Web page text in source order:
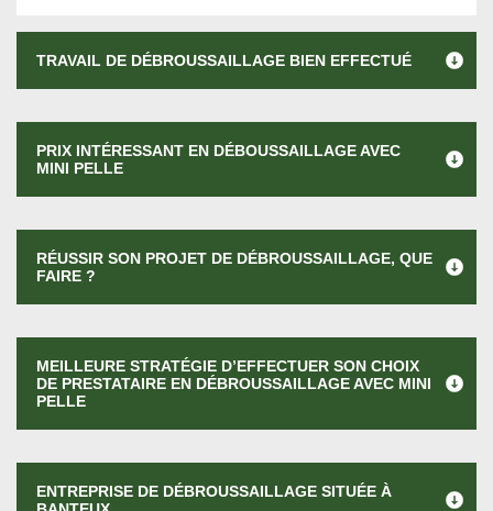
TRAVAIL DE DÉBROUSSAILLAGE BIEN EFFECTUÉ
PRIX INTÉRESSANT EN DÉBOUSSAILLAGE AVEC
MINI PELLE
RÉUSSIR SON PROJET DE DÉBROUSSAILLAGE, QUE
FAIRE ?
MEILLEURE STRATÉGIE D’EFFECTUER SON CHOIX
DE PRESTATAIRE EN DÉBROUSSAILLAGE AVEC MINI
PELLE
ENTREPRISE DE DÉBROUSSAILLAGE SITUÉE À